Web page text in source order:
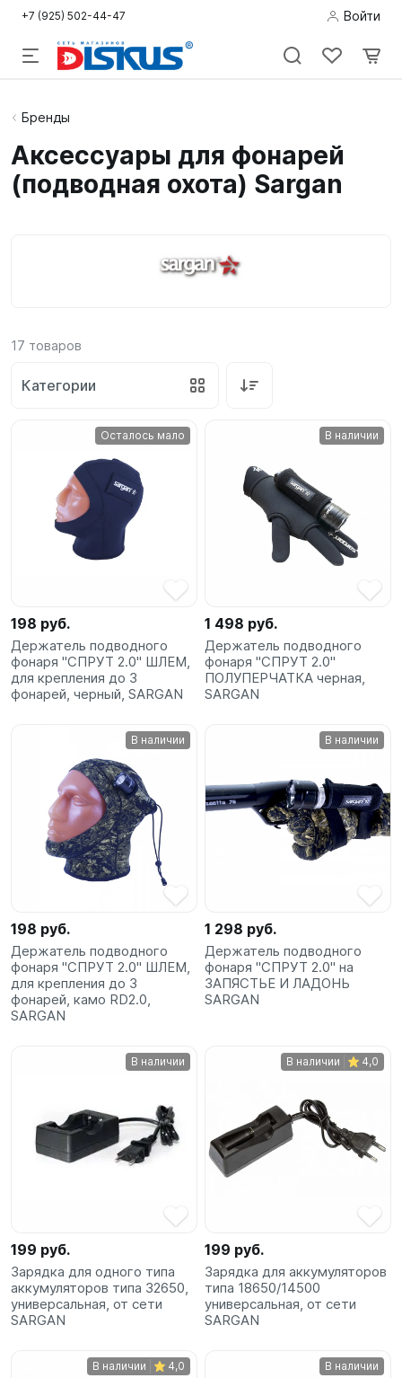
+7 (925) 502-44-47 Войти
Подводная
Дайвинг
сёрфинг
Подарочные
Карты
Бренды
Аксессуары для фонарей
(подводная охота) Sargan
17 товаров
Категории
Осталось мало
198 руб.
Держатель подводного
фонаря "СПРУТ 2.0" ШЛЕМ,
для крепления до 3
фонарей, черный, SARGAN
В наличии
1 498 руб.
Держатель подводного
фонаря "СПРУТ 2.0"
ПОЛУПЕРЧАТКА черная,
SARGAN
В наличии
198 руб.
Держатель подводного
фонаря "СПРУТ 2.0" ШЛЕМ,
для крепления до 3
фонарей, камо RD2.0,
SARGAN
В наличии
1 298 руб.
Держатель подводного
фонаря "СПРУТ 2.0" на
ЗАПЯСТЬЕ И ЛАДОНЬ
SARGAN
В наличии
199 руб.
Зарядка для одного типа
аккумуляторов типа 32650,
универсальная, от сети
SARGAN
В наличии 4,0
199 руб.
Зарядка для аккумуляторов
типа 18650/14500
универсальная, от сети
SARGAN
В наличии 4,0 В наличии